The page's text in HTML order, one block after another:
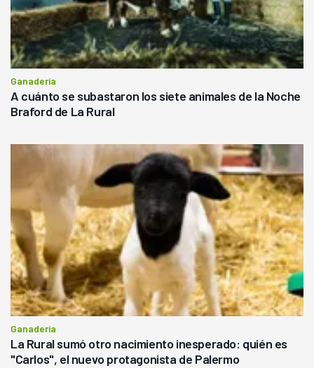
Ganadería
A cuánto se subastaron los siete animales de la Noche
Braford de La Rural
Ganadería
La Rural sumó otro nacimiento inesperado: quién es
"Carlos", el nuevo protagonista de Palermo